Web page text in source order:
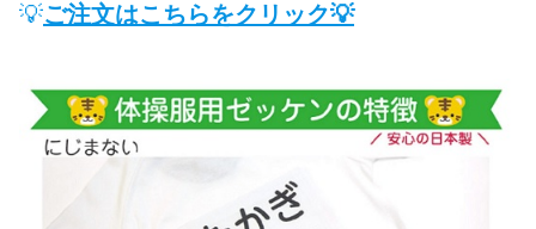
💡ご注文はこちらをクリック💡